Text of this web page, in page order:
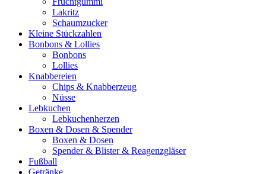
Lakritz
Schaumzucker
Kleine Stückzahlen
Bonbons & Lollies
Bonbons
Lollies
Knabbereien
Chips & Knabberzeug
Nüsse
Lebkuchen
Lebkuchenherzen
Boxen & Dosen & Spender
Boxen & Dosen
Spender & Blister & Reagenzgläser
Fußball
Getränke